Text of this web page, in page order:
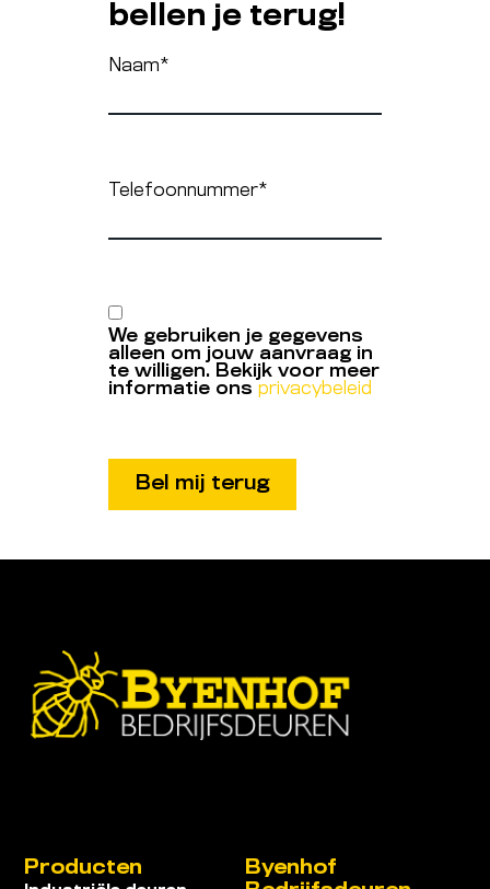
bellen je terug!
Naam*
Telefoonnummer*
We gebruiken je gegevens
alleen om jouw aanvraag in
te willigen. Bekijk voor meer
informatie ons privacybeleid
Byenhof
Producten